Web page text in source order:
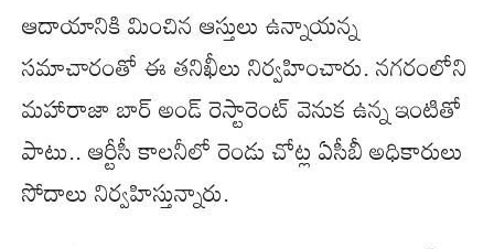
ఆదాయానికి మించిన ఆస్తులు ఉన్నాయన్న
సమాచారంతో ఈ తనిఖీలు నిర్వహించారు. నగరంలోని
మహారాజా బార్ అండ్ రెస్టారెంట్ వెనుక ఉన్న ఇంటితో
పాటు.. ఆర్టీసీ కాలనీలో రెండు చోట్ల ఏసీబీ అధికారులు
సోదాలు నిర్వహిస్తున్నారు.